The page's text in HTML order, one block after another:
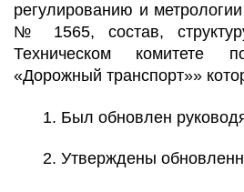
регулированию и
№ 1565, состав,
Техническом комитете
«Дорожный транспорт»»
Был обновлен
Утверждены